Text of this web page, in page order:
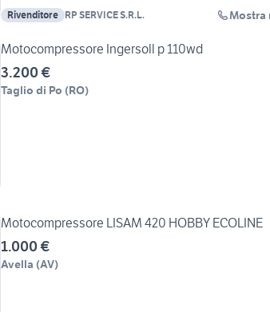
Rivenditore RP SERVICE S.R.L. Mostra
Motocompressore Ingersoll p 110wd
3.200 €
Taglio di Po (RO)
Motocompressore LISAM 420 HOBBY ECOLINE
1.000 €
Avella (AV)